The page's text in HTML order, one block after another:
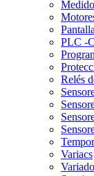
PLC -
Relés
Variacs